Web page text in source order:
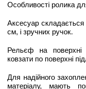
Особливості ролика
Аксесуар складається
см, і зручних ручок.
Рельєф на поверхні
ковзати по поверхні
Для надійного
матеріалу, мають